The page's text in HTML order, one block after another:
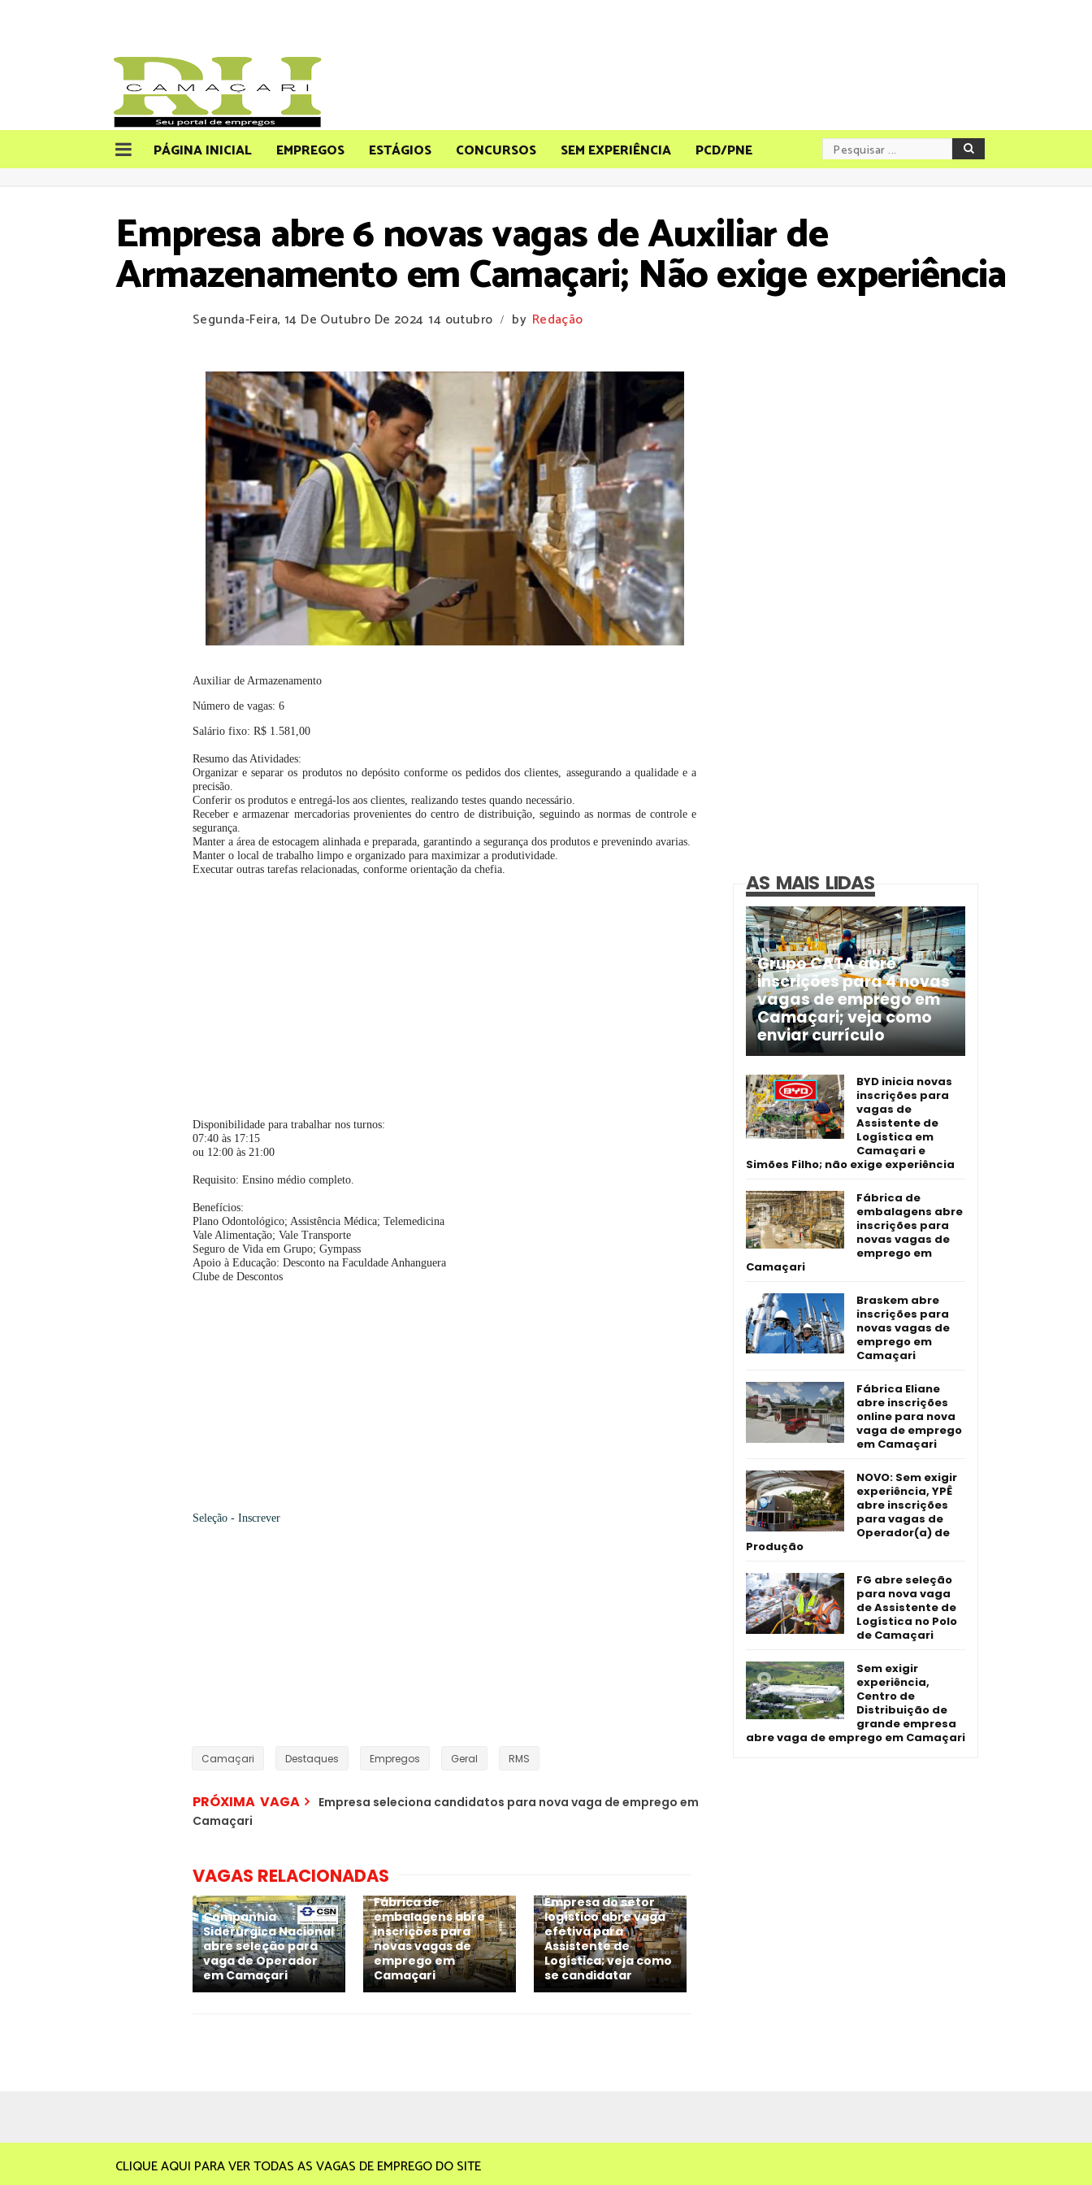
PÁGINA INICIAL EMPREGOS ESTÁGIOS CONCURSOS SEM EXPERIÊNCIA PCD/PNE
Empresa abre 6 novas vagas de Auxiliar de
Armazenamento em Camaçari; Não exige experiência
Segunda-Feira, 14 De Outubro De 2024 14 outubro / by Redação
Auxiliar de Armazenamento
Número de vagas: 6
Salário fixo: R$ 1.581,00
Resumo das Atividades:
Organizar e separar os produtos no depósito conforme os pedidos dos clientes, assegurando a qualidade e a
precisão.
Conferir os produtos e entregá-los aos clientes, realizando testes quando necessário.
Receber e armazenar mercadorias provenientes do centro de distribuição, seguindo as normas de controle e
segurança.
Manter a área de estocagem alinhada e preparada, garantindo a segurança dos produtos e prevenindo avarias.
Manter o local de trabalho limpo e organizado para maximizar a produtividade.
Executar outras tarefas relacionadas, conforme orientação da chefia.
Disponibilidade para trabalhar nos turnos:
07:40 às 17:15
ou 12:00 às 21:00
Requisito: Ensino médio completo.
Benefícios:
Plano Odontológico; Assistência Médica; Telemedicina
Vale Alimentação; Vale Transporte
Seguro de Vida em Grupo; Gympass
Apoio à Educação: Desconto na Faculdade Anhanguera
Clube de Descontos
Seleção - Inscrever
Camaçari Destaques Empregos Geral RMS
PRÓXIMA VAGA
Empresa seleciona candidatos para nova vaga de emprego em
Camaçari
VAGAS RELACIONADAS
Companhia
Siderúrgica Nacional
abre seleção para
vaga de Operador
em Camaçari
Fábrica de
embalagens abre
inscrições para
novas vagas de
emprego em
Camaçari
Empresa do setor
logístico abre vaga
efetiva para
Assistente de
Logística; veja como
se candidatar
AS MAIS LIDAS
Grupo CATA abre
inscrições para 4 novas
vagas de emprego em
Camaçari; veja como
enviar currículo
BYD inicia novas
inscrições para
vagas de
Assistente de
Logística em
Camaçari e
Simões Filho; não exige experiência
Fábrica de
embalagens abre
inscrições para
novas vagas de
emprego em
Camaçari
Braskem abre
inscrições para
novas vagas de
emprego em
Camaçari
Fábrica Eliane
abre inscrições
online para nova
vaga de emprego
em Camaçari
NOVO: Sem exigir
experiência, YPÊ
abre inscrições
para vagas de
Operador(a) de
Produção
FG abre seleção
para nova vaga
de Assistente de
Logística no Polo
de Camaçari
Sem exigir
experiência,
Centro de
Distribuição de
grande empresa
abre vaga de emprego em Camaçari
CLIQUE AQUI PARA VER TODAS AS VAGAS DE EMPREGO DO SITE